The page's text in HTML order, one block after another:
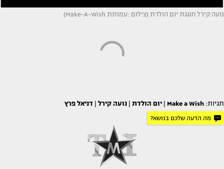
נועה קירל חוגגת יום הולדת (צילום :עמותת Make-A-Wish)
תגיות: Make a Wish יום הולדת נועה קירל דניאל פרץ
מה הדעה שלכם בנושא?